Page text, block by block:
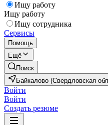
Ищу работу
Ищу работу
Ищу сотрудника
Сервисы
Помощь
Ещё
Поиск
Байкалово (Свердловская
Войти
Войти
Создать резюме